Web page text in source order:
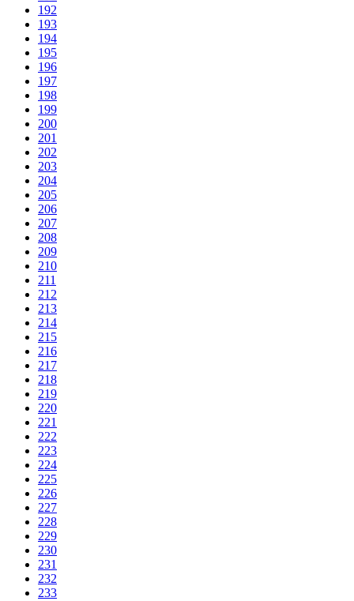
192
193
194
195
196
197
198
199
200
201
202
203
204
205
206
207
208
209
210
211
212
213
214
215
216
217
218
219
220
221
222
223
224
225
226
227
228
229
230
231
232
233